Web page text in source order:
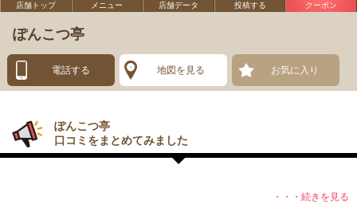
店舗トップ メニュー 店舗データ 投稿する クーポン
ぽんこつ亭
電話する 地図を見る お気に入り
ぽんこつ亭
口コミをまとめてみました
・・・続きを見る